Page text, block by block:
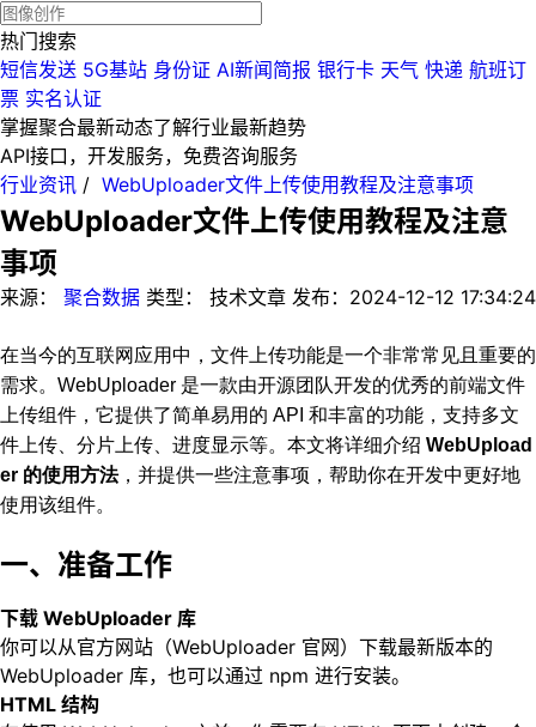
热门搜索
短信发送 5G基站 身份证 AI新闻简报 银行卡 天气 快递 航班订
票 实名认证
掌握聚合最新动态了解行业最新趋势
API接口，开发服务，免费咨询服务
行业资讯 / WebUploader文件上传使用教程及注意事项
WebUploader文件上传使用教程及注意
事项
来源： 聚合数据 类型： 技术文章 发布： 2024-12-12 17:34:24
在当今的互联网应用中，文件上传功能是一个非常常见且重要的
需求。WebUploader 是一款由开源团队开发的优秀的前端文件
上传组件，它提供了简单易用的 API 和丰富的功能，支持多文
件上传、分片上传、进度显示等。本文将详细介绍 WebUpload
er 的使用方法，并提供一些注意事项，帮助你在开发中更好地
使用该组件。
一、准备工作
下载 WebUploader 库
你可以从官方网站（WebUploader 官网）下载最新版本的
WebUploader 库，也可以通过 npm 进行安装。
HTML 结构